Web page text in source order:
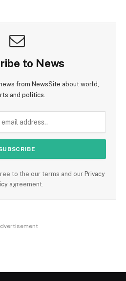
to News
from NewsSite about world,
and politics.
to the our terms and our Privacy
agreement.